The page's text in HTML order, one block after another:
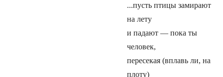
...пусть птицы замирают
на лету
и падают — пока ты
человек,
пересекая (вплавь ли, на
плоту)